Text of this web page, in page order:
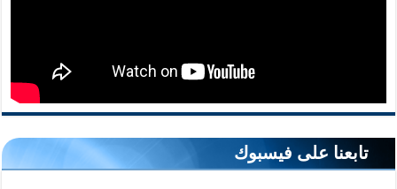
تابعنا على فيسبوك